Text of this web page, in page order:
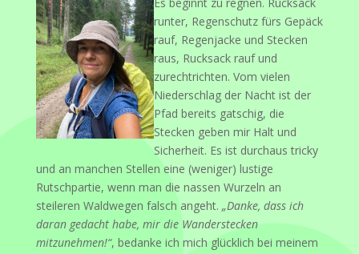
runter, Regenschutz fürs Gepäck
rauf, Regenjacke und Stecken
raus, Rucksack rauf und
zurechtrichten. Vom vielen
Niederschlag der Nacht ist der
Pfad bereits gatschig, die
Stecken geben mir Halt und
Sicherheit. Es ist durchaus tricky
und an manchen Stellen eine (weniger) lustige
Rutschpartie, wenn man die nassen Wurzeln an
steileren Waldwegen falsch angeht. „Danke, dass ich
daran gedacht habe, mir die Wanderstecken
mitzunehmen!“, bedanke ich mich glücklich bei meinem